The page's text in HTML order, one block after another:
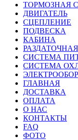
ТОРМОЗНАЯ
ДВИГАТЕЛЬ
СЦЕПЛЕНИЕ
ПОДВЕСКА
КАБИНА
СИСТЕМА
СИСТЕМА
ГЛАВНАЯ
ДОСТАВКА
ОПЛАТА
О НАС
КОНТАКТЫ
FAQ
ФОТО